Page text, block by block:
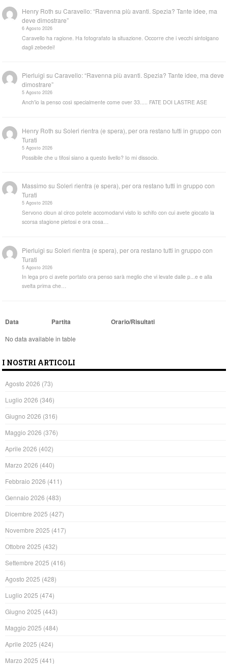
Henry Roth suCaravello: “Ravenna più avanti. Spezia? Tante idee, ma
deve dimostrare”
6 Agosto 2026
Caravello ha ragione. Ha fotografato la situazione. Occorre che i vecchi sintolgano
dagli zebedei!
Pierluigi suCaravello: “Ravenna più avanti. Spezia? Tante idee, ma deve
dimostrare”
5 Agosto 2026
Anch'io la penso così specialmente come over 33..... FATE DOI LASTRE ASE
Henry Roth suSoleri rientra (e spera), per ora restano tutti in gruppo con
Turati
5 Agosto 2026
Possibile che u tifosi siano a questo livello? Io mi dissocio.
Massimo suSoleri rientra (e spera), per ora restano tutti in gruppo con
Turati
5 Agosto 2026
Servono cloun al circo potete accomodarvi visto lo schifo con cui avete giocato la
scorsa stagione pietosi e ora cosa…
Pierluigi suSoleri rientra (e spera), per ora restano tutti in gruppo con
Turati
5 Agosto 2026
In lega pro ci avete portato ora penso sarà meglio che vi levate dalle p...e e alla
svelta prima che…
Data Partita Orario/Risultati
No data available in table
I NOSTRI ARTICOLI
Agosto 2026 (73)
Luglio 2026 (346)
Giugno 2026 (316)
Maggio 2026 (376)
Aprile 2026 (402)
Marzo 2026 (440)
Febbraio 2026 (411)
Gennaio 2026 (483)
Dicembre 2025 (427)
Novembre 2025 (417)
Ottobre 2025 (432)
Settembre 2025 (416)
Agosto 2025 (428)
Luglio 2025 (474)
Giugno 2025 (443)
Maggio 2025 (484)
Aprile 2025 (424)
Marzo 2025 (441)